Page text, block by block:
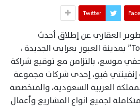
Twitter
العقاري عن إطلاق أحدث
مشروعاتها “Town Ten” بمدينة العبور بعرابى الجديدة ،
موسع، بالتزامن مع توقيع شراكة
إنفينتي فيو، إحدى شركات مجموعة
العربية السعودية، والمتخصصة
لجميع انواع المشاريع وأعمال